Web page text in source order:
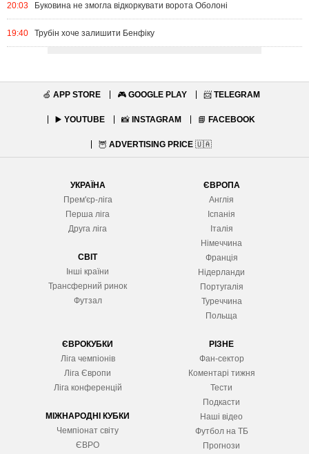
20:03 Буковина не змогла відкоркувати ворота Оболоні
19:40 Трубін хоче залишити Бенфіку
🍏 APP STORE 🎮 GOOGLE PLAY 📨 TELEGRAM
▶️ YOUTUBE 📸 INSTAGRAM 📘 FACEBOOK
🦉 ADVERTISING PRICE 🇺🇦
УКРАЇНА
Прем'єр-ліга
Перша ліга
Друга ліга
СВІТ
Інші країни
Трансферний ринок
Футзал
ЄВРОПА
Англія
Іспанія
Італія
Німеччина
Франція
Нідерланди
Португалія
Туреччина
Польща
ЄВРОКУБКИ
Ліга чемпіонів
Ліга Європи
Ліга конференцій
МІЖНАРОДНІ КУБКИ
Чемпіонат світу
ЄВРО
РІЗНЕ
Фан-сектор
Коментарі тижня
Тести
Подкасти
Наші відео
Футбол на ТБ
Прогнози